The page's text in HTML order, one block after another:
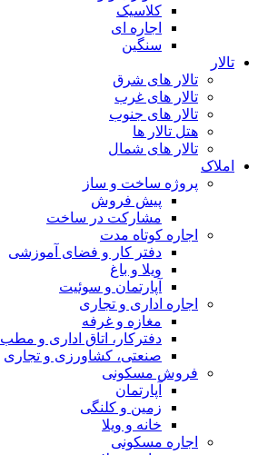
کلاسیک
اجاره ای
سنگین
تالار
تالار های شرق
تالار های غرب
تالار های جنوب
هتل تالار ها
تالار های شمال
املاک
پروژه ساخت و ساز
پیش فروش
مشارکت در ساخت
اجاره کوتاه مدت
دفتر کار و فضای آموزشی
ویلا و باغ
آپارتمان و سوئیت
اجاره اداری و تجاری
مغازه و غرفه
دفترکار، اتاق اداری و مطب
صنعتی، کشاورزی و تجاری
فروش مسکونی
آپارتمان
زمین و کلنگی
خانه و ویلا
اجاره مسکونی